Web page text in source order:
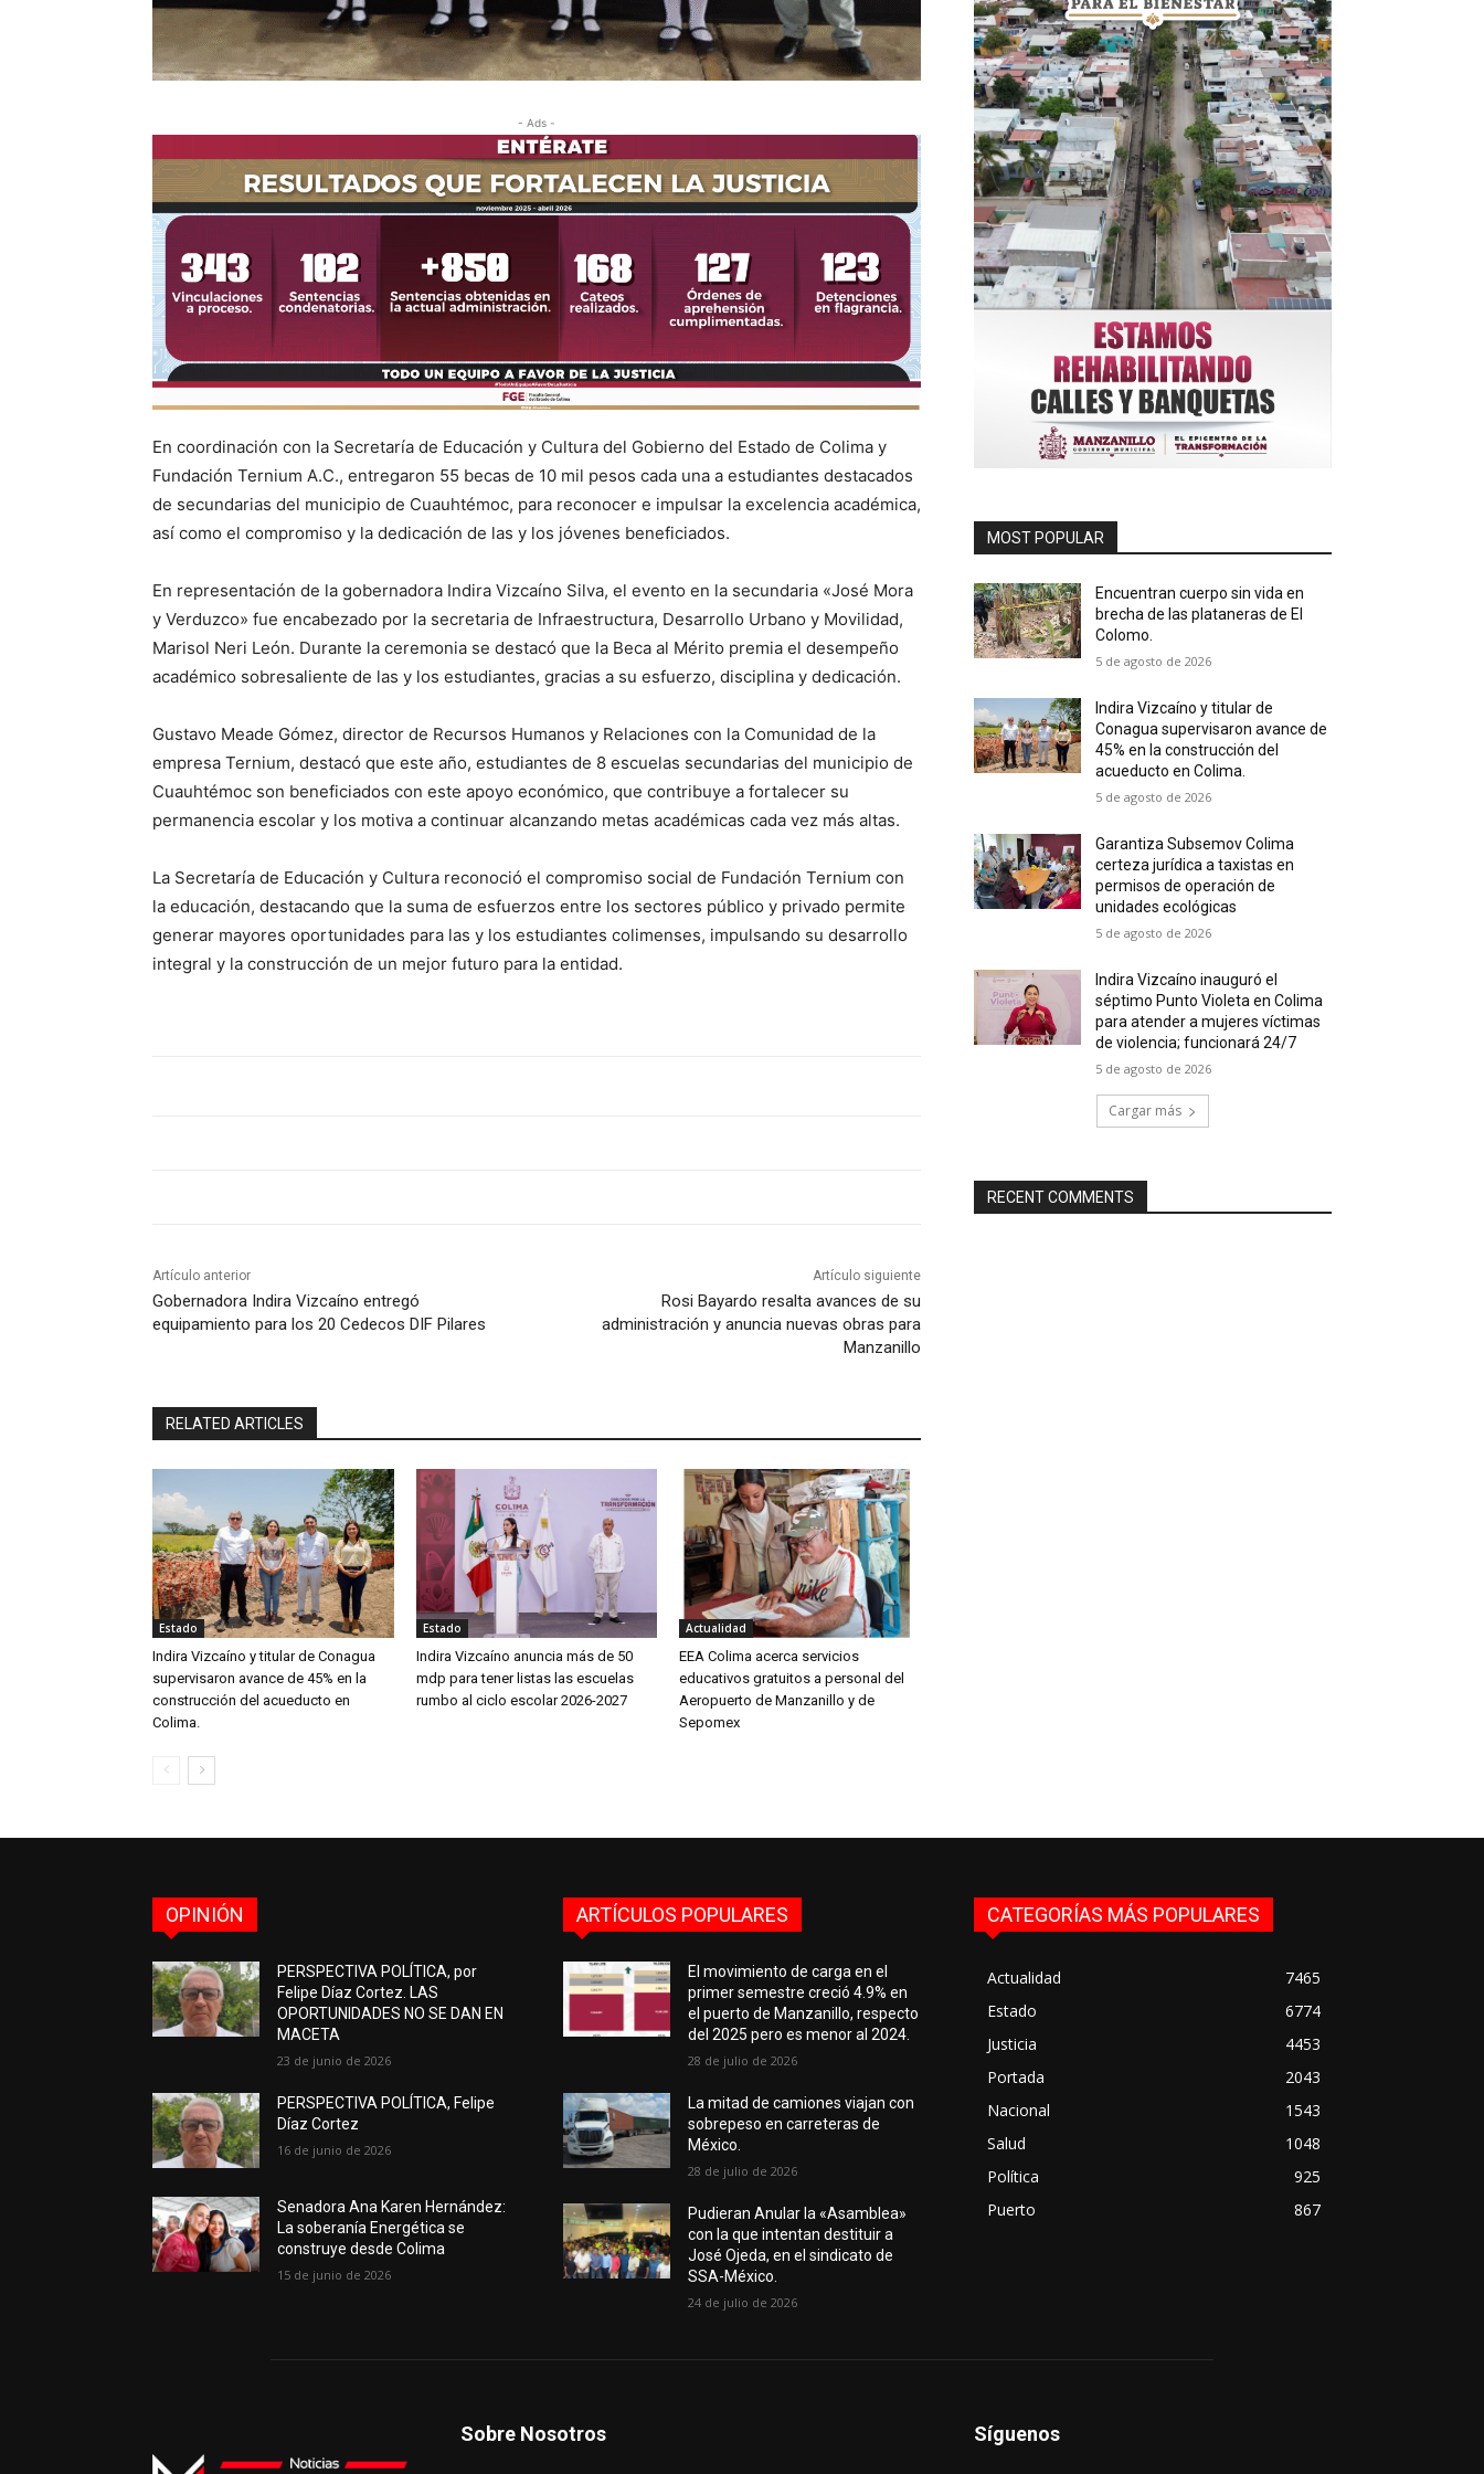
- Ads -
En coordinación con la Secretaría de Educación y Cultura del Gobierno del Estado de Colima y
Fundación Ternium A.C., entregaron 55 becas de 10 mil pesos cada una a estudiantes destacados
de secundarias del municipio de Cuauhtémoc, para reconocer e impulsar la excelencia académica,
así como el compromiso y la dedicación de las y los jóvenes beneficiados.
En representación de la gobernadora Indira Vizcaíno Silva, el evento en la secundaria «José Mora
y Verduzco» fue encabezado por la secretaria de Infraestructura, Desarrollo Urbano y Movilidad,
Marisol Neri León. Durante la ceremonia se destacó que la Beca al Mérito premia el desempeño
académico sobresaliente de las y los estudiantes, gracias a su esfuerzo, disciplina y dedicación.
Gustavo Meade Gómez, director de Recursos Humanos y Relaciones con la Comunidad de la
empresa Ternium, destacó que este año, estudiantes de 8 escuelas secundarias del municipio de
Cuauhtémoc son beneficiados con este apoyo económico, que contribuye a fortalecer su
permanencia escolar y los motiva a continuar alcanzando metas académicas cada vez más altas.
La Secretaría de Educación y Cultura reconoció el compromiso social de Fundación Ternium con
la educación, destacando que la suma de esfuerzos entre los sectores público y privado permite
generar mayores oportunidades para las y los estudiantes colimenses, impulsando su desarrollo
integral y la construcción de un mejor futuro para la entidad.
Artículo anterior
Gobernadora Indira Vizcaíno entregó
equipamiento para los 20 Cedecos DIF Pilares
Artículo siguiente
Rosi Bayardo resalta avances de su
administración y anuncia nuevas obras para
Manzanillo
RELATED ARTICLES
Estado
Indira Vizcaíno y titular de Conagua
supervisaron avance de 45% en la
construcción del acueducto en
Colima.
Estado
Indira Vizcaíno anuncia más de 50
mdp para tener listas las escuelas
rumbo al ciclo escolar 2026-2027
Actualidad
EEA Colima acerca servicios
educativos gratuitos a personal del
Aeropuerto de Manzanillo y de
Sepomex
MOST POPULAR
Encuentran cuerpo sin vida en
brecha de las plataneras de El
Colomo.
5 de agosto de 2026
Indira Vizcaíno y titular de
Conagua supervisaron avance de
45% en la construcción del
acueducto en Colima.
5 de agosto de 2026
Garantiza Subsemov Colima
certeza jurídica a taxistas en
permisos de operación de
unidades ecológicas
5 de agosto de 2026
Indira Vizcaíno inauguró el
séptimo Punto Violeta en Colima
para atender a mujeres víctimas
de violencia; funcionará 24/7
5 de agosto de 2026
Cargar más
RECENT COMMENTS
OPINIÓN
PERSPECTIVA POLÍTICA, por
Felipe Díaz Cortez. LAS
OPORTUNIDADES NO SE DAN EN
MACETA
23 de junio de 2026
PERSPECTIVA POLÍTICA, Felipe
Díaz Cortez
16 de junio de 2026
Senadora Ana Karen Hernández:
La soberanía Energética se
construye desde Colima
15 de junio de 2026
ARTÍCULOS POPULARES
El movimiento de carga en el
primer semestre creció 4.9% en
el puerto de Manzanillo, respecto
del 2025 pero es menor al 2024.
28 de julio de 2026
La mitad de camiones viajan con
sobrepeso en carreteras de
México.
28 de julio de 2026
Pudieran Anular la «Asamblea»
con la que intentan destituir a
José Ojeda, en el sindicato de
SSA-México.
24 de julio de 2026
CATEGORÍAS MÁS POPULARES
Actualidad
7465
Estado
6774
Justicia
4453
Portada
2043
Nacional
1543
Salud
1048
Política
925
Puerto
867
Sobre Nosotros Síguenos